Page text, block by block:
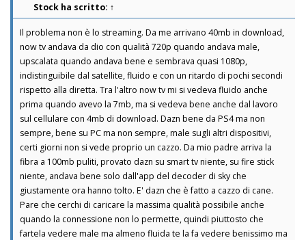
Stock ha scritto: ↑
Il problema non è lo streaming. Da me arrivano 40mb in download,
now tv andava da dio con qualità 720p quando andava male,
upscalata quando andava bene e sembrava quasi 1080p,
indistinguibile dal satellite, fluido e con un ritardo di pochi secondi
rispetto alla diretta. Tra l'altro now tv mi si vedeva fluido anche
prima quando avevo la 7mb, ma si vedeva bene anche dal lavoro
sul cellulare con 4mb di download. Dazn bene da PS4 ma non
sempre, bene su PC ma non sempre, male sugli altri dispositivi,
certi giorni non si vede proprio un cazzo. Da mio padre arriva la
fibra a 100mb puliti, provato dazn su smart tv niente, su fire stick
niente, andava bene solo dall'app del decoder di sky che
giustamente ora hanno tolto. E' dazn che è fatto a cazzo di cane.
Pare che cerchi di caricare la massima qualità possibile anche
quando la connessione non lo permette, quindi piuttosto che
fartela vedere male ma almeno fluida te la fa vedere benissimo ma